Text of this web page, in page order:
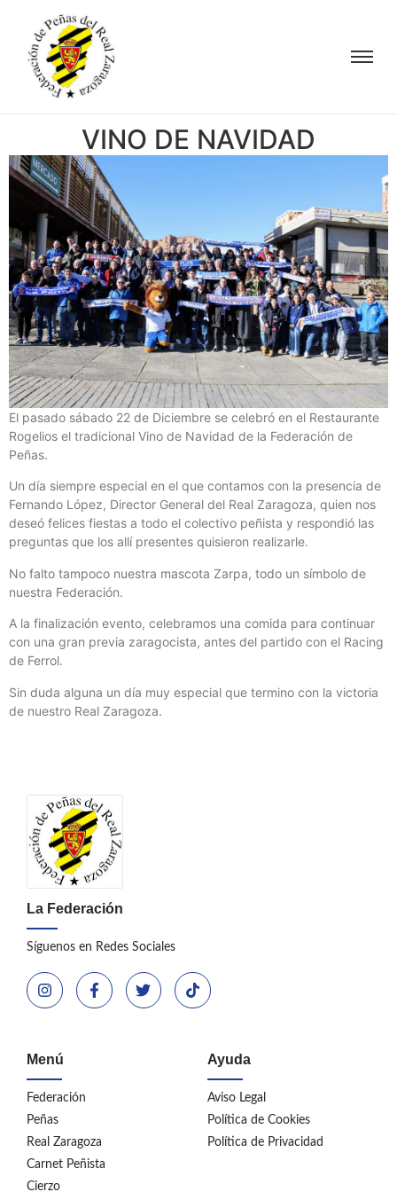
VINO DE NAVIDAD
El pasado sábado 22 de Diciembre se celebró en el Restaurante
Rogelios el tradicional Vino de Navidad de la Federación de
Peñas.
Un día siempre especial en el que contamos con la presencia de
Fernando López, Director General del Real Zaragoza, quien nos
deseó felices fiestas a todo el colectivo peñista y respondió las
preguntas que los allí presentes quisieron realizarle.
No falto tampoco nuestra mascota Zarpa, todo un símbolo de
nuestra Federación.
A la finalización evento, celebramos una comida para continuar
con una gran previa zaragocista, antes del partido con el Racing
de Ferrol.
Sin duda alguna un día muy especial que termino con la victoria
de nuestro Real Zaragoza.
La Federación
Síguenos en Redes Sociales
Menú
Federación
Peñas
Real Zaragoza
Carnet Peñista
Cierzo
Ayuda
Aviso Legal
Política de Cookies
Política de Privacidad